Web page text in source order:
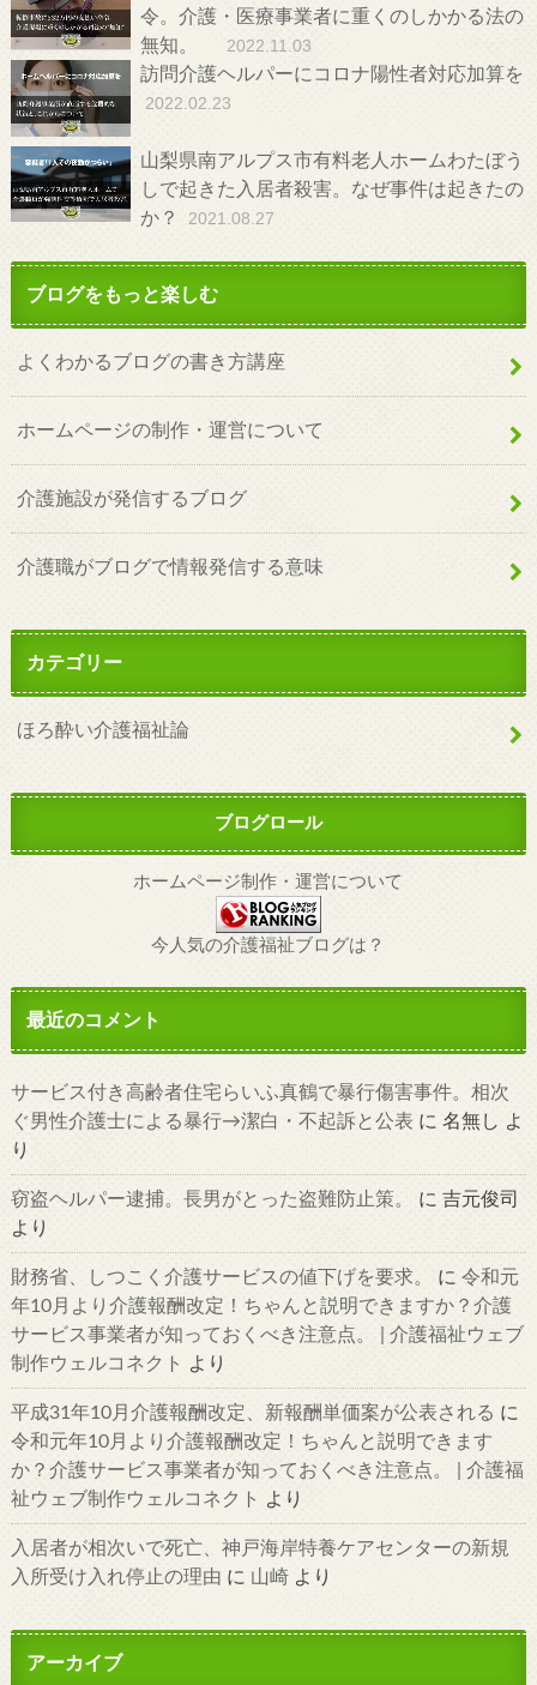
令。介護・医療事業者に重くのしかかる法の
無知。
2022.11.03
訪問介護ヘルパーにコロナ陽性者対応加算を
2022.02.23
山梨県南アルプス市有料老人ホームわたぼう
しで起きた入居者殺害。なぜ事件は起きたの
か？
2021.08.27
ブログをもっと楽しむ
よくわかるブログの書き方講座
ホームページの制作・運営について
介護施設が発信するブログ
介護職がブログで情報発信する意味
カテゴリー
ほろ酔い介護福祉論
ブログロール
ホームページ制作・運営について
今人気の介護福祉ブログは？
最近のコメント
サービス付き高齢者住宅らいふ真鶴で暴行傷害事件。相次
ぐ男性介護士による暴行→潔白・不起訴と公表 に 名無し よ
り
窃盗ヘルパー逮捕。長男がとった盗難防止策。 に 吉元俊司
より
財務省、しつこく介護サービスの値下げを要求。 に 令和元
年10月より介護報酬改定！ちゃんと説明できますか？介護
サービス事業者が知っておくべき注意点。 | 介護福祉ウェブ
制作ウェルコネクト
より
平成31年10月介護報酬改定、新報酬単価案が公表される に
令和元年10月より介護報酬改定！ちゃんと説明できます
か？介護サービス事業者が知っておくべき注意点。 | 介護福
祉ウェブ制作ウェルコネクト
より
入居者が相次いで死亡、神戸海岸特養ケアセンターの新規
入所受け入れ停止の理由 に 山崎より
アーカイブ